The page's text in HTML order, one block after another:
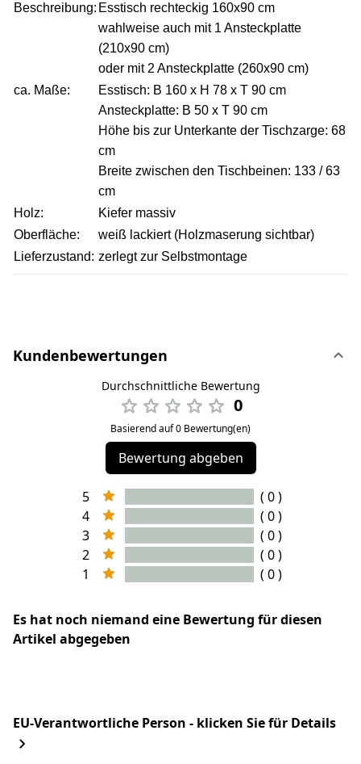
Beschreibung: Esstisch rechteckig 160x90 cm
wahlweise auch mit 1 Ansteckplatte
(210x90 cm)
oder mit 2 Ansteckplatte (260x90 cm)
ca. Maße:
Esstisch: B 160 x H 78 x T 90 cm
Ansteckplatte: B 50 x T 90 cm
Höhe bis zur Unterkante der Tischzarge: 68
cm
Breite zwischen den Tischbeinen: 133 / 63
cm
Holz:
Kiefer massiv
Oberfläche:
weiß lackiert (Holzmaserung sichtbar)
Lieferzustand: zerlegt zur Selbstmontage
Kundenbewertungen
Durchschnittliche Bewertung
0
Basierend auf 0 Bewertung(en)
Bewertung abgeben
5
( 0 )
4
( 0 )
3
( 0 )
2
( 0 )
1
( 0 )
Es hat noch niemand eine Bewertung für diesen
Artikel abgegeben
EU-Verantwortliche Person - klicken Sie für Details